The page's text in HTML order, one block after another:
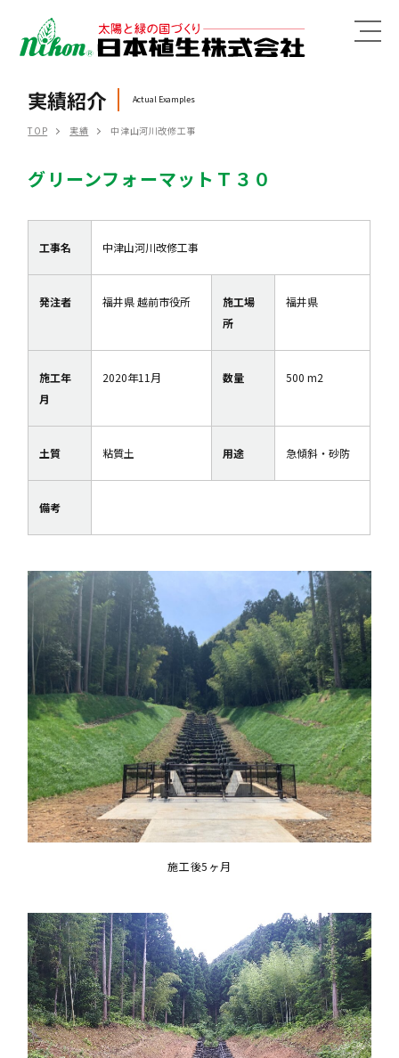
MENU
実績紹介 Actual Examples
TOP 実績 中津山河川改修工事
グリーンフォーマットＴ３０
工事名 中津山河川改修工事
発注者 福井県 越前市役所
施工場
所
福井県
施工年
月
2020年11月 数量 500 m2
土質 粘質土 用途 急傾斜・砂防
備考
施工後5ヶ月